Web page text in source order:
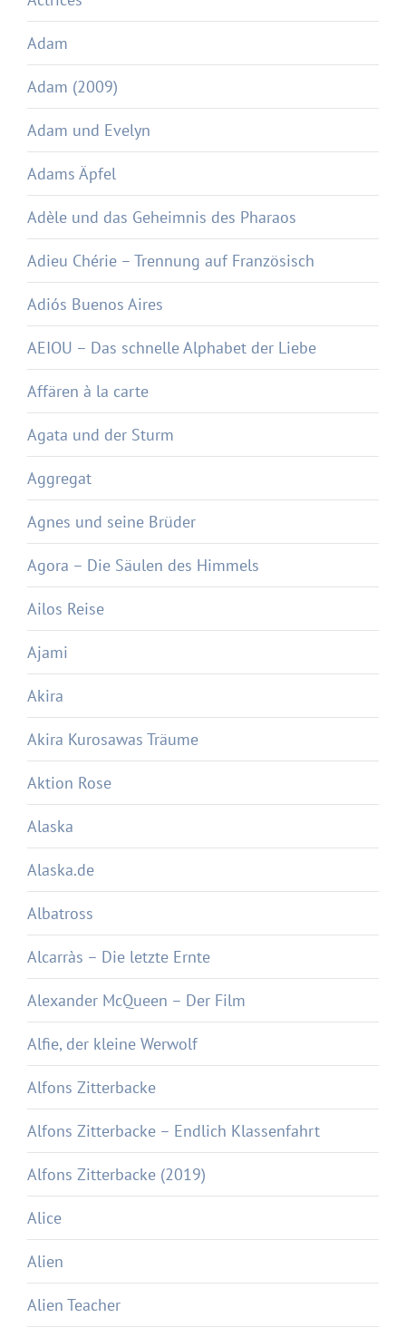
Adam
Adam (2009)
Adam und Evelyn
Adams Äpfel
Adèle und das Geheimnis des Pharaos
Adieu Chérie – Trennung auf Französisch
Adiós Buenos Aires
AEIOU – Das schnelle Alphabet der Liebe
Affären à la carte
Agata und der Sturm
Aggregat
Agnes und seine Brüder
Agora – Die Säulen des Himmels
Ailos Reise
Ajami
Akira
Akira Kurosawas Träume
Aktion Rose
Alaska
Alaska.de
Albatross
Alcarràs – Die letzte Ernte
Alexander McQueen – Der Film
Alfie, der kleine Werwolf
Alfons Zitterbacke
Alfons Zitterbacke – Endlich Klassenfahrt
Alfons Zitterbacke (2019)
Alice
Alien
Alien Teacher